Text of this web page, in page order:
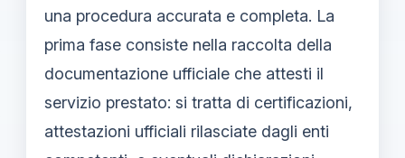
una procedura accurata e completa. La
prima fase consiste nella raccolta della
documentazione ufficiale che attesti il
servizio prestato: si tratta di certificazioni,
attestazioni ufficiali rilasciate dagli enti